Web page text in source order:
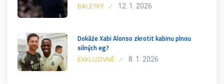
BALETKY 12. 1. 2026
Dokáže Xabi Alonso zkrotit kabinu plnou
silných eg?
EXKLUZIVNĚ 8. 1. 2026